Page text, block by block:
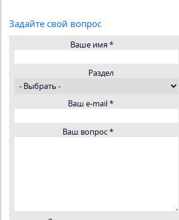
Задайте свой вопрос
Ваше имя *
Раздел
Ваш e-mail*
Ваш вопрос*